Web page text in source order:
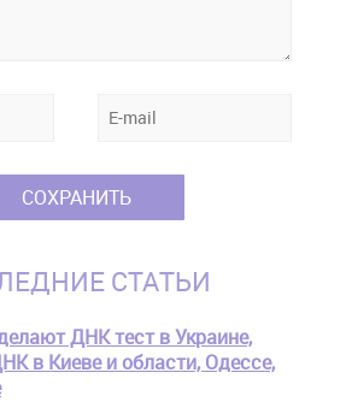
СТАТЬИ
ДНК тест в Украине,
в Киеве и области, Одессе,